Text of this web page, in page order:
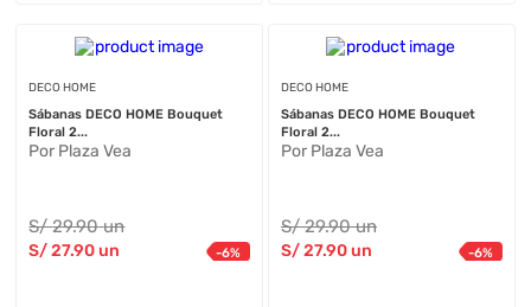
DECO HOME
Sábanas DECO HOME Bouquet
Floral 2...
Por Plaza Vea
S/29.90 un
S/27.90 un -6%
DECO HOME
Sábanas DECO HOME Bouquet
Floral 2...
Por Plaza Vea
S/29.90 un
S/27.90un -6%